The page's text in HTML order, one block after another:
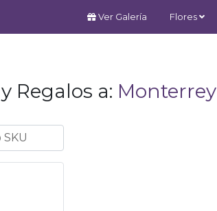
Ver Galería Flores
Regalos a: Monterrey